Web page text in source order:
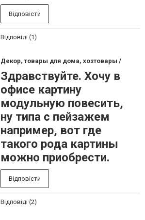
Відповісти
Відповіді (1)
Декор, товары для дома, хозтовары /
Здравствуйте. Хочу в
офисе картину
модульную повесить,
ну типа с пейзажем
например, вот где
такого рода картины
можно приобрести.
Відповісти
Відповіді (2)